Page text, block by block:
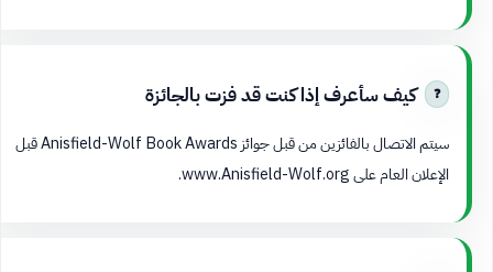
كيف سأعرف إذا كنت قد فزت بالجائزة
سيتم الاتصال بالفائزين من قبل جوائز Anisfield-Wolf Book Awards قبل
الإعلان العام على www.Anisfield-Wolf.org.